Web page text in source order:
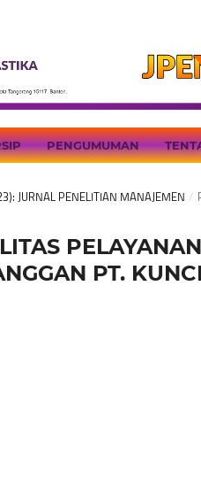
PENGUMUMAN
JURNAL PENELITIAN MANAJEMEN /
PT.